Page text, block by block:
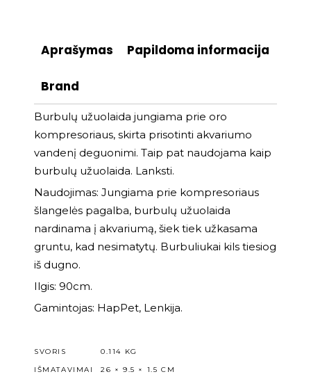
Aprašymas Papildoma informacija
Brand
Burbulų užuolaida jungiama prie oro
kompresoriaus, skirta prisotinti akvariumo
vandenį deguonimi. Taip pat naudojama kaip
burbulų užuolaida. Lanksti.
Naudojimas: Jungiama prie kompresoriaus
šlangelės pagalba, burbulų užuolaida
nardinama į akvariumą, šiek tiek užkasama
gruntu, kad nesimatytų. Burbuliukai kils tiesiog
iš dugno.
Ilgis: 90cm.
Gamintojas: HapPet, Lenkija.
SVORIS
0.114 KG
IŠMATAVIMAI
26 × 9.5 × 1.5 CM